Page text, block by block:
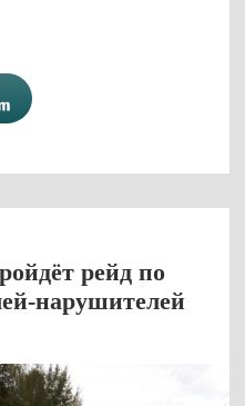
рейд по
нарушителей